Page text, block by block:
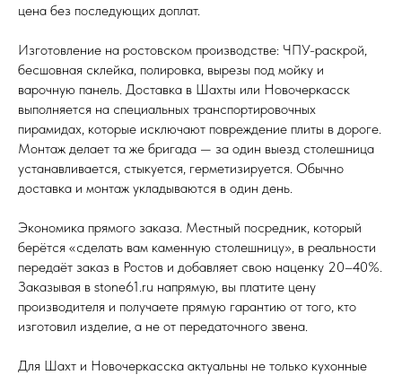
цена без последующих доплат.
Изготовление на ростовском производстве: ЧПУ-раскрой,
бесшовная склейка, полировка, вырезы под мойку и
варочную панель. Доставка в Шахты или Новочеркасск
выполняется на специальных транспортировочных
пирамидах, которые исключают повреждение плиты в дороге.
Монтаж делает та же бригада — за один выезд столешница
устанавливается, стыкуется, герметизируется. Обычно
доставка и монтаж укладываются в один день.
Экономика прямого заказа. Местный посредник, который
берётся «сделать вам каменную столешницу», в реальности
передаёт заказ в Ростов и добавляет свою наценку 20–40%.
Заказывая в stone61.ru напрямую, вы платите цену
производителя и получаете прямую гарантию от того, кто
изготовил изделие, а не от передаточного звена.
Для Шахт и Новочеркасска актуальны не только кухонные